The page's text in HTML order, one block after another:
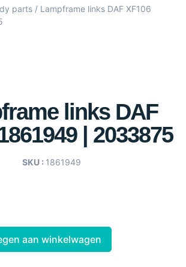
parts / Lampframe links DAF XF106
links DAF
| 2033875
SKU : 1861949
aan winkelwagen